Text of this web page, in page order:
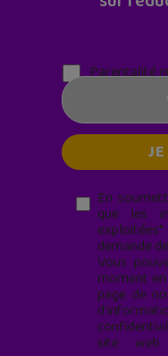
Parentalité
En
que les
demande
Vous
moment
page de
site web